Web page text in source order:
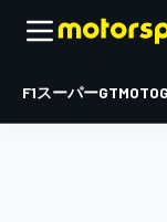
F1スーパーGT